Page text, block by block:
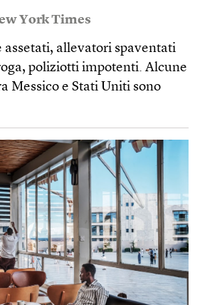
York Times
allevatori spaventati
poliziotti impotenti. Alcune
Messico e Stati Uniti sono